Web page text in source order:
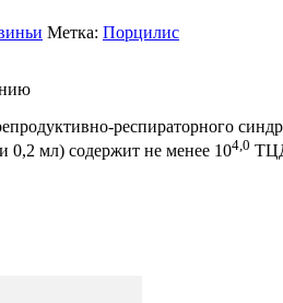
Метка: Порцилис
респираторного
0,2 мл) содержит не менее 104,0